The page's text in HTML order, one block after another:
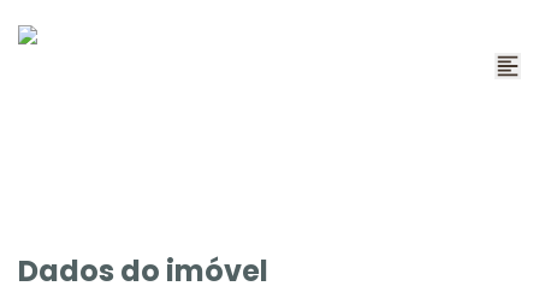
Dados do imóvel